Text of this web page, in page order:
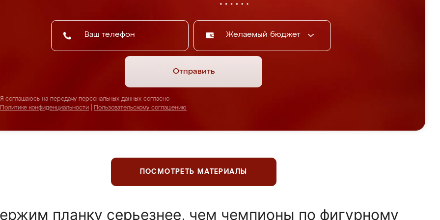
Желаемый бюджет
Отправить
Я соглашаюсь на передачу персональных данных согласно
Политике конфиденциальности
Пользовательскому соглашению
ПОСМОТРЕТЬ МАТЕРИАЛЫ
планку серьезнее, чем чемпионы по фигурному